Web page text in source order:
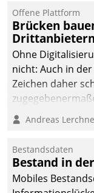
Einsparungen
Prozesse. Doch
mit der
getan. Die
die Bereitschaft,
und zu
Offene Plattform
Brücken
Drittanbietern
Ohne
nicht: Auch in
Zeichen daher
Branchen.
Andreas
Bestandsdaten
Bestand in
Mobiles